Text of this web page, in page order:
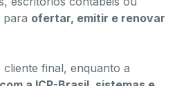
para ofertar, emitir e renovar
final, enquanto a